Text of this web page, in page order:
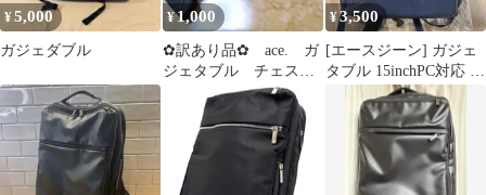
¥5,000
ガジェダブル
¥1,000
✿訳あり品✿ ace. ガ
ジェタブル チェスト
ベルト 片側のみ
¥3,500
[エースジーン] ガジェ
タブル 15inchPC対応 セ
ットアップ付 55533